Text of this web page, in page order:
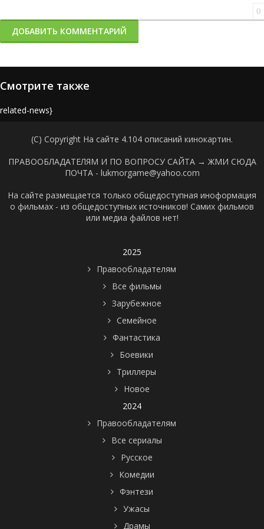
0
ДОБАВИТЬ КОММЕНТАРИЙ
Смотрите также
news}
(C) Copyright На сайте 4.104 описаний кинокартин.
ПРАВООБЛАДАТЕЛЯМ И ПО ВОПРОСУ САЙТА → ЖМИ СЮДА
ПОЧТА - lukmorgame@yahoo.com
На сайте размещается только общедоступная иноформация
о фильмах - из общедоступных источников! Самих фильмов
или медиа файлов нет!
2025
Правообладателям
Все фильмы
Зарубежное
Семейное
Фантастика
Боевики
Триллеры
Новое
2024
Правообладателям
Все сериалы
Русское
Комедии
Фэнтези
Ужасы
Драмы